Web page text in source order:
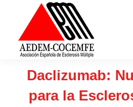
Daclizumab:
para la